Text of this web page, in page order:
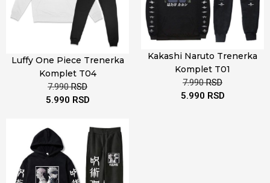
Luffy One Piece Trenerka
Komplet T04
7.990RSD
5.990 RSD
Kakashi Naruto Trenerka
Komplet T01
7.990RSD
5.990 RSD